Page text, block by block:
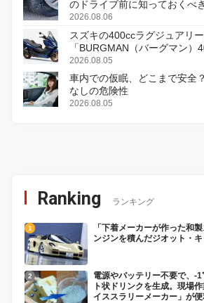
のドライブ前に知っておくべ
2026.08.06
スズキの400ccラグジュアリ
「BURGMAN（バーグマン）
変更し、8月18日に発売
2026.08.05
車内での仮眠、どこまで安全
なしの危険性
2026.08.05
Ranking ランキング
「下着メーカーが作った和
ンジンを積んだジオット・
電源やバッテリー不要で、-
ト状ドリンクを生成。現場
イススラリーメーカー」が便